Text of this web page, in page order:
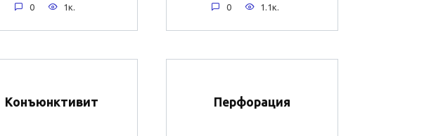
0 1к. 0 1.1к.
Конъюнктивит Перфорация